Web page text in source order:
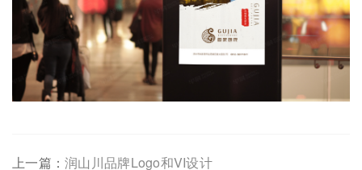
上一篇：润山川品牌Logo和VI设计